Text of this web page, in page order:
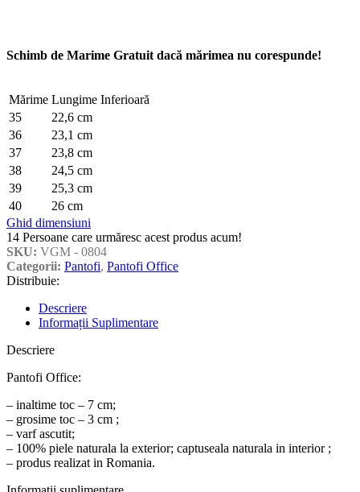
Schimb de Marime Gratuit dacă mărimea nu corespunde!
Mărime Lungime Inferioară
35
22,6 cm
36
23,1 cm
37
23,8 cm
38
24,5 cm
39
25,3 cm
40
26 cm
Ghid dimensiuni
14 Persoane care urmăresc acest produs acum!
SKU: VGM - 0804
Categorii: Pantofi, Pantofi Office
Distribuie:
Descriere
Informații Suplimentare
Descriere
Pantofi Office:
– inaltime toc – 7 cm;
– grosime toc – 3 cm ;
– varf ascutit;
– 100% piele naturala la exterior; captuseala naturala in interior ;
– produs realizat in Romania.